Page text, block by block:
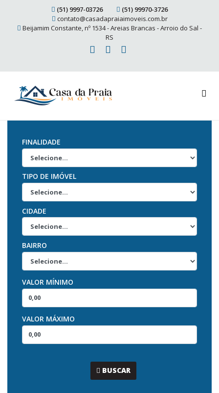
(51) 9997-03726
(51) 99970-3726
contato@casadapraiaimoveis.com.br
Beijamim Constante, nº 1534 - Areias Brancas - Arroio do Sal -
RS
FINALIDADE
TIPO DE IMÓVEL
CIDADE
BAIRRO
VALOR MÍNIMO
VALOR MÁXIMO
BUSCAR